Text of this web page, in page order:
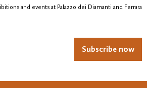
and events at Palazzo dei Diamanti and Ferrara
Subscribe now